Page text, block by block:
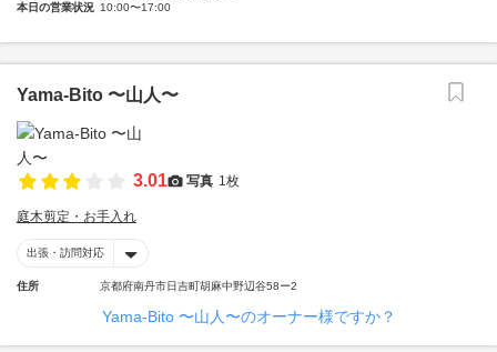
本日の営業状況 10:00〜17:00
Yama-Bito 〜山人〜
3.01 写真 1枚
庭木剪定・お手入れ
出張・訪問対応
住所 京都府南丹市日吉町胡麻中野辺谷58ー2
Yama-Bito 〜山人〜のオーナー様ですか？